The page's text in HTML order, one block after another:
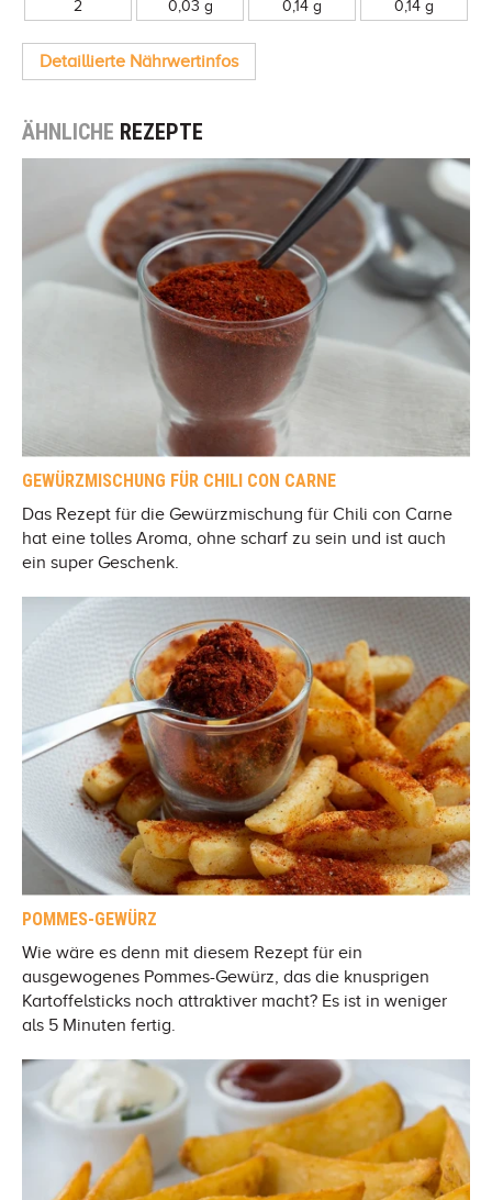
2 0,03 g 0,14 g 0,14 g
Detaillierte Nährwertinfos
ÄHNLICHE REZEPTE
GEWÜRZMISCHUNG FÜR CHILI CON CARNE
Das Rezept für die Gewürzmischung für Chili con Carne
hat eine tolles Aroma, ohne scharf zu sein und ist auch
ein super Geschenk.
POMMES-GEWÜRZ
Wie wäre es denn mit diesem Rezept für ein
ausgewogenes Pommes-Gewürz, das die knusprigen
Kartoffelsticks noch attraktiver macht? Es ist in weniger
als 5 Minuten fertig.